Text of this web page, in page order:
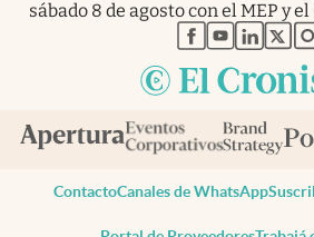
sábado 8 de agosto con el MEP y el
abre en nueva
abre en
abre
ContactoCanales de WhatsApp